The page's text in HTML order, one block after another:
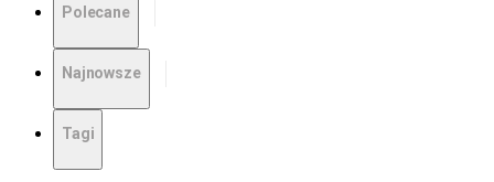
Polecane
Najnowsze
Tagi